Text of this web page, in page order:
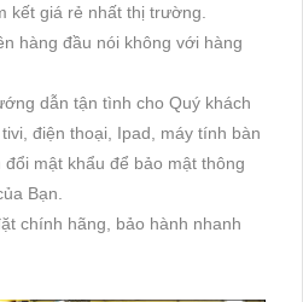
kết giá rẻ nhất thị trường.
hàng đầu nói không với hàng
dẫn tận tình cho Quý khách
điện thoại, Ipad, máy tính bàn
mật khẩu để bảo mật thông
Bạn.
chính hãng, bảo hành nhanh